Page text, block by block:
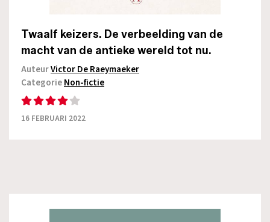
Twaalf keizers. De verbeelding van de
macht van de antieke wereld tot nu.
AuteurVictor De Raeymaeker
CategorieNon-fictie
16 FEBRUARI 2022